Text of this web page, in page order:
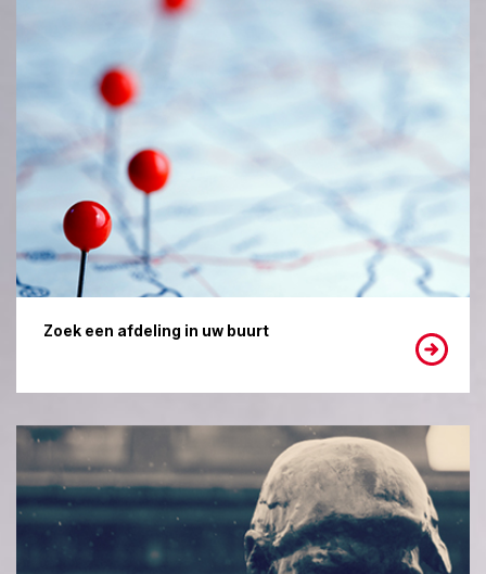
Zoek een afdeling in uw buurt